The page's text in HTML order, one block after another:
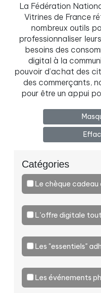
La Fédération
Vitrines de France
nombreux outils
professionnaliser
besoins des
digital à la
pouvoir d’achat des
des commerçants,
pour être un appui
Catégories
Le chèque
L'offre digitale
Les "essentiels"
Les événements